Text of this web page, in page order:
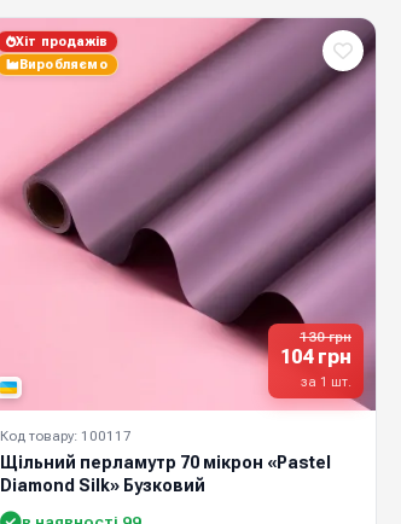
130 грн
104 грн
за 1 шт.
Хіт продажів
Виробляємо
Код товару: 100117
Щільний перламутр 70 мікрон «Pastel
Diamond Silk» Бузковий